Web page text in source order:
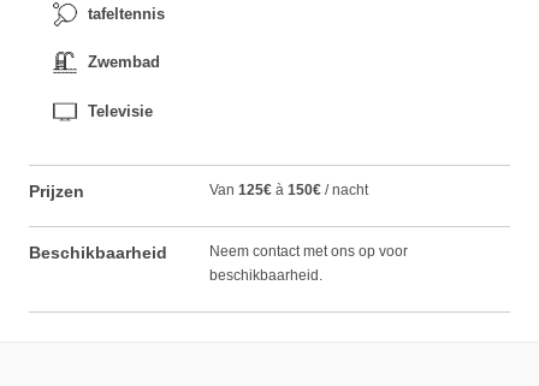
tafeltennis
Zwembad
Televisie
Prijzen Van 125€ à 150€ / nacht
Beschikbaarheid
Neem contact met ons op voor
beschikbaarheid.